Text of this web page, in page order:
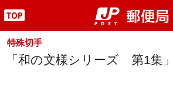
"
特殊切手
「和の文様シリーズ 第1集